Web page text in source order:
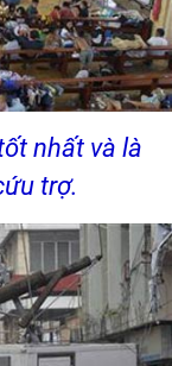
nhất và là
trợ.